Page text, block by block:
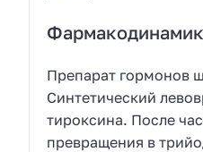
Препарат гормонов
Синтетический
тироксина. После
превращения в